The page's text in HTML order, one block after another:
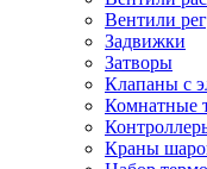
Вентили
Задвижки
Затворы
Клапаны с
Комнатные
Краны